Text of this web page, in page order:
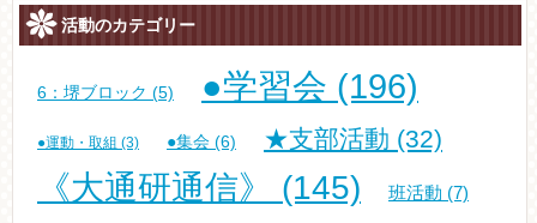
活動のカテゴリー
6：堺ブロック (5) ●学習会 (196)
●運動・取組 (3) ●集会 (6) ★支部活動 (32)
《大通研通信》 (145) 班活動 (7)